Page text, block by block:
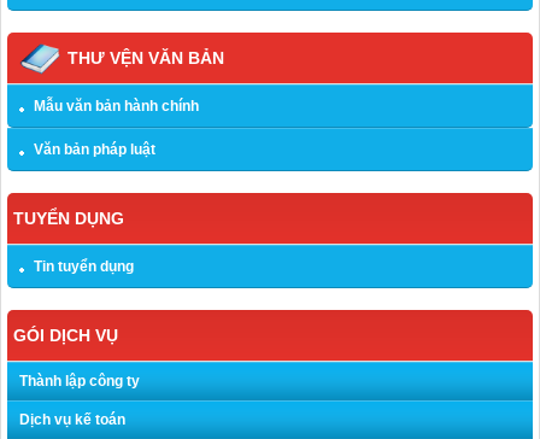
THƯ VỆN VĂN BẢN
Mẫu văn bản hành chính
Văn bản pháp luật
TUYỂN DỤNG
Tin tuyển dụng
GÓI DỊCH VỤ
Thành lập công ty
Dịch vụ kế toán